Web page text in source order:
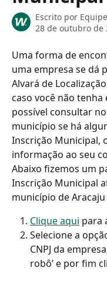
Escrito por
28 de outubro de
Uma forma de
uma empresa se dá
Alvará de
caso você não
possível consultar
município se há
Inscrição Municipal,
informação ao seu
Abaixo fizemos um
Inscrição Municipal
município de Aracaju
Clique aqui para
Selecione a
CNPJ da
robô’ e por fim